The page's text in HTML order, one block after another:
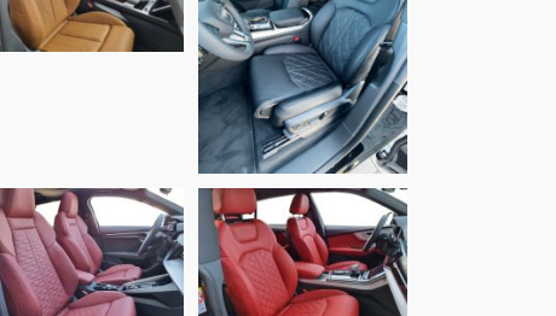
Audi Q8, Alba
Buffalino
Audi Q8, Alba
Buffalino Leder
Zwart
Audi A3, Alba
Buffalino Leder
Bordeaux Rood
Audi Q8, Alba
Buffalino Leder
Rood